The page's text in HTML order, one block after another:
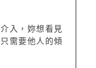
入，妳想看見
需要他人的傾